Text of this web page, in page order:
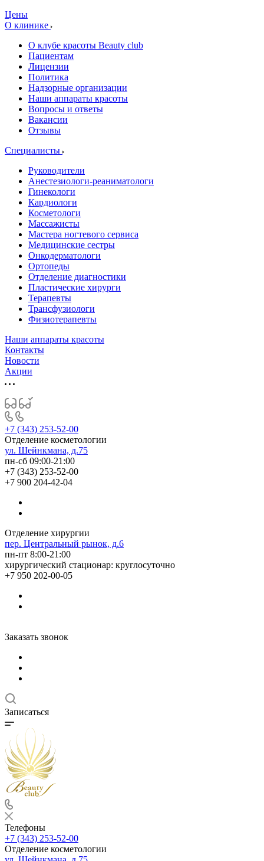
Цены
О клинике
О клубе красоты Beauty club
Пациентам
Лицензии
Политика
Надзорные организации
Наши аппараты красоты
Вопросы и ответы
Вакансии
Отзывы
Специалисты
Руководители
Анестезиологи-реаниматологи
Гинекологи
Кардиологи
Косметологи
Массажисты
Мастера ногтевого сервиса
Медицинские сестры
Онкодерматологи
Ортопеды
Отделение диагностики
Пластические хирурги
Терапевты
Трансфузиологи
Физиотерапевты
Наши аппараты красоты
Контакты
Новости
Акции
+7 (343) 253-52-00
Отделение косметологии
ул. Шейнкмана, д.75
пн-сб 09:00-21:00
+7 (343) 253-52-00
+7 900 204-42-04
Отделение хирургии
пер. Центральный рынок, д.6
пн-пт 8:00-21:00
хирургический стационар: круглосуточно
+7 950 202-00-05
Заказать звонок
Записаться
Телефоны
+7 (343) 253-52-00
Отделение косметологии